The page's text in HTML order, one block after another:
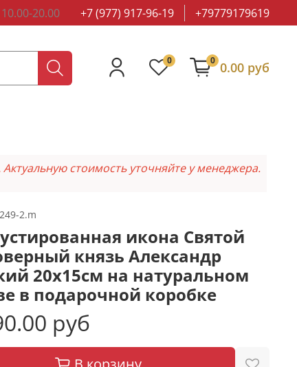
20.00 +7 (977) 917-96-19 +79779179619
0 0 0.00 руб
стоимость уточняйте у менеджера.
2.m
икона Святой
князь Александр
20х15см на натуральном
в подарочной коробке
руб